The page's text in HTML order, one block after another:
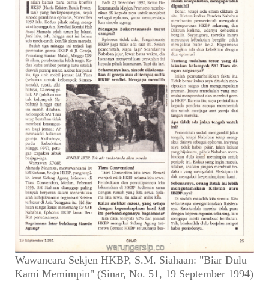
Wawancara Sekjen HKBP, S.M. Siahaan: "Biar Dulu
Kami Memimpin" (Sinar, No. 51, 19 September 1994)